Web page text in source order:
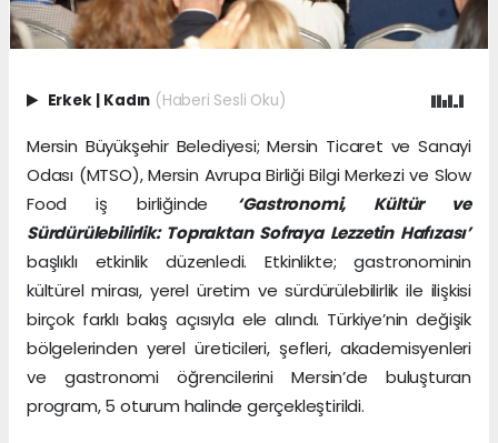
Erkek | Kadın (Haberi Sesli Oku)
Mersin Büyükşehir Belediyesi; Mersin Ticaret ve Sanayi
Odası (MTSO), Mersin Avrupa Birliği Bilgi Merkezi ve Slow
Food iş birliğinde ‘Gastronomi, Kültür ve
Sürdürülebilirlik: Topraktan Sofraya Lezzetin Hafızası’
başlıklı etkinlik düzenledi. Etkinlikte; gastronominin
kültürel mirası, yerel üretim ve sürdürülebilirlik ile ilişkisi
birçok farklı bakış açısıyla ele alındı. Türkiye’nin değişik
bölgelerinden yerel üreticileri, şefleri, akademisyenleri
ve gastronomi öğrencilerini Mersin’de buluşturan
program, 5 oturum halinde gerçekleştirildi.